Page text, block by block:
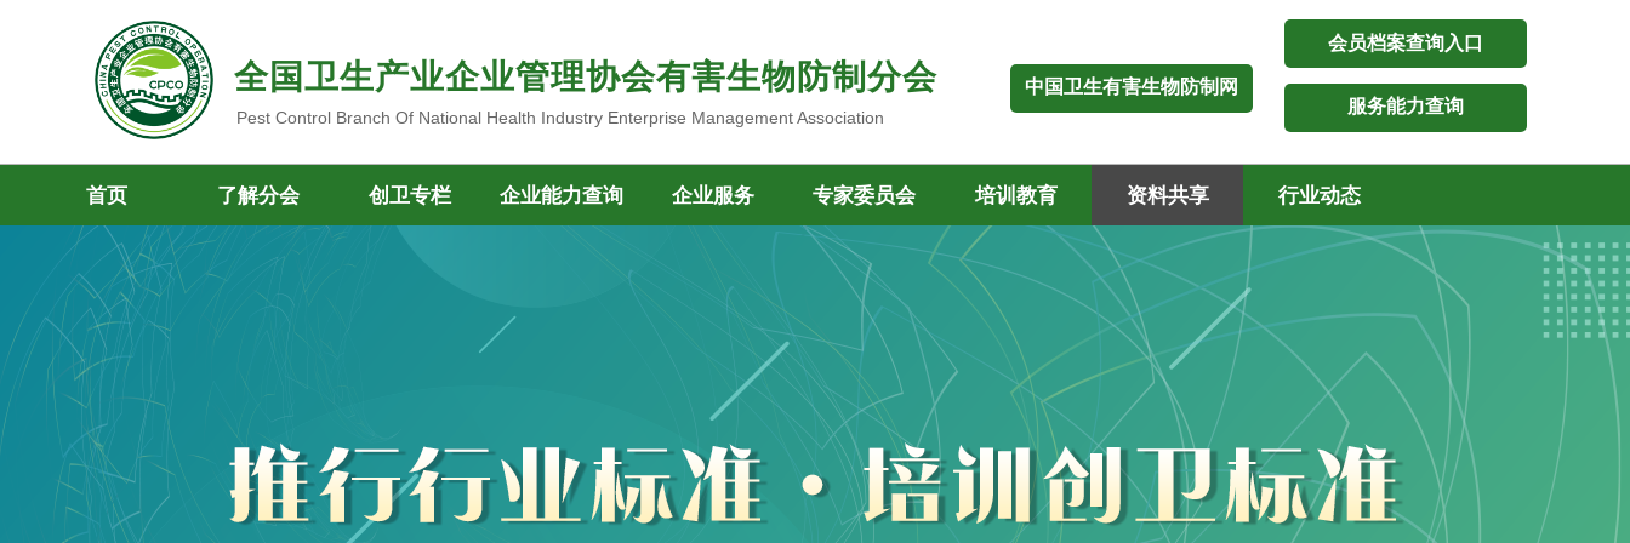
全国卫生产业企业管理协会有害生物防制分会 中国卫生有害生物防制网
Pest Control Branch Of National Health Industry Enterprise Management Association
服务能力查询
会员档案查询入口
首页 了解分会 创卫专栏 企业能力查询 企业服务 专家委员会 培训教育 资料共享 行业动态